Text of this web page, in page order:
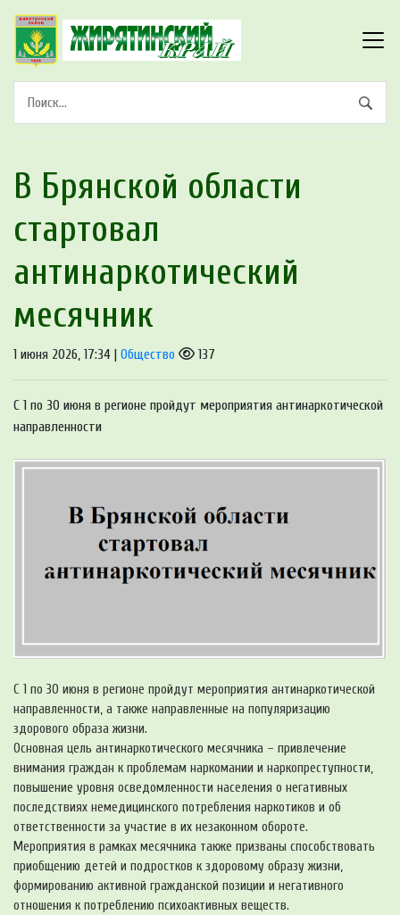
В Брянской области
стартoвал
антинаркoтический
месячник
1 июня 2026, 17:34 | Общество 137
С 1 по 30 июня в регионе пройдут мероприятия антинаркотической
направленности
С 1 по 30 июня в регионе пройдут мероприятия антинаркотической
направленности, а также направленные на популяризацию
здорового образа жизни.
Основная цель антинаркотического месячника – привлечение
внимания граждан к проблемам наркомании и наркопреступности,
повышение уровня осведомленности населения о негативных
последствиях немедицинского потребления наркотиков и об
ответственности за участие в их незаконном обороте.
Мероприятия в рамках месячника также призваны способствовать
приобщению детей и подростков к здоровому образу жизни,
формированию активной гражданской позиции и негативного
отношения к потреблению психоактивных веществ.